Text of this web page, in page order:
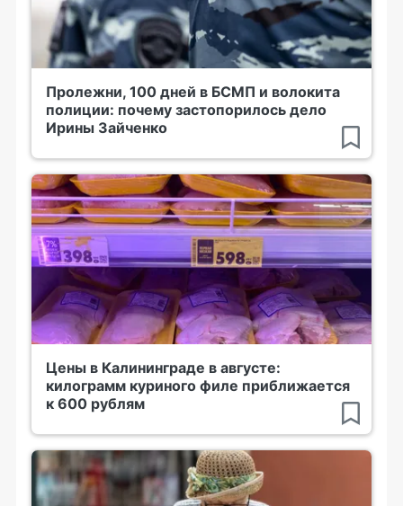
Пролежни, 100 дней в БСМП и волокита
полиции: почему застопорилось дело
Ирины Зайченко
Цены в Калининграде в августе:
килограмм куриного филе приближается
к 600 рублям